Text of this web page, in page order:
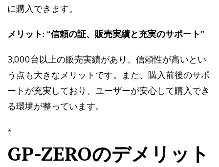
に購入できます。
メリット: “信頼の証、販売実績と充実のサポート”
3,000台以上の販売実績があり、信頼性が高いとい
う点も大きなメリットです。また、購入前後のサポ
ートが充実しており、ユーザーが安心して購入でき
る環境が整っています。
*
GP-ZEROのデメリット